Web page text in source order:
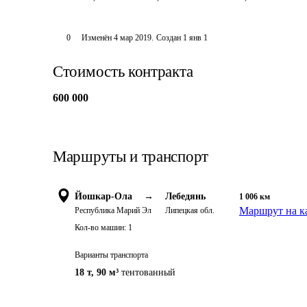
0 Изменён 4 мар 2019. Создан 1 янв 1
Стоимость контракта
600 000
Маршруты и транспорт
Йошкар-Ола →
Республика Марий Эл
Лебедянь
Липецкая обл.
1 006 км
Маршрут на
Кол-во машин: 1
Варианты транспорта
18 т, 90 м³ тентованный